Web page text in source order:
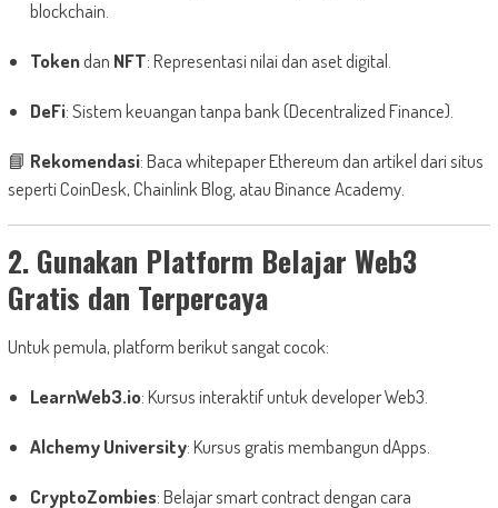
blockchain.
Tokendan NFT: Representasi nilai dan aset digital.
DeFi: Sistem keuangan tanpa bank (Decentralized Finance).
📘 Rekomendasi: Baca whitepaper Ethereum dan artikel dari situs
seperti CoinDesk, Chainlink Blog, atau Binance Academy.
2. Gunakan Platform Belajar Web3
Gratis dan Terpercaya
Untuk pemula, platform berikut sangat cocok:
LearnWeb3.io: Kursus interaktif untuk developer Web3.
Alchemy University: Kursus gratis membangun dApps.
CryptoZombies: Belajar smart contract dengan cara